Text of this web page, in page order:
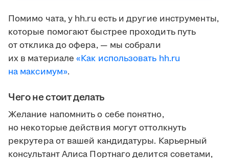
Помимо чата, у hh.ru есть и другие инструменты,
которые помогают быстрее проходить путь
от отклика до офера, — мы собрали
их в материале«Как использовать hh.ru
на максимум».
Чего не стоит делать
Желание напомнить о себе понятно,
но некоторые действия могут оттолкнуть
рекрутера от вашей кандидатуры. Карьерный
консультант Алиса Портнаго делится советами,